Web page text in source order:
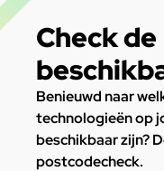
Check de
Benieuwd naar
technologieën op
beschikbaar zijn?
postcodecheck.